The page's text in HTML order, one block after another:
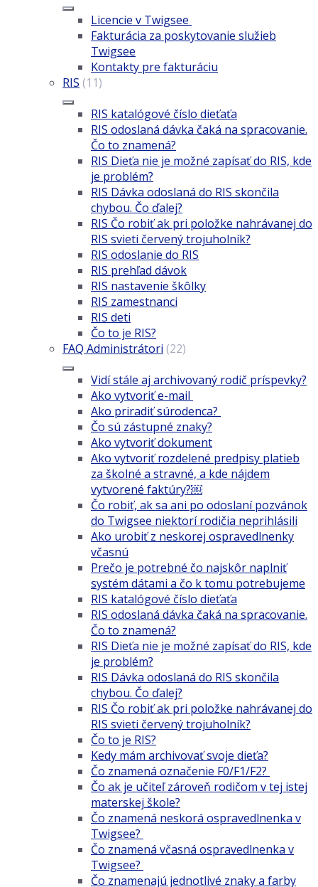
Licencie v Twigsee
Fakturácia za poskytovanie služieb
Twigsee
Kontakty pre fakturáciu
RIS (11)
RIS katalógové číslo dieťaťa
RIS odoslaná dávka čaká na spracovanie.
Čo to znamená?
RIS Dieťa nie je možné zapísať do RIS, kde
je problém?
RIS Dávka odoslaná do RIS skončila
chybou. Čo ďalej?
RIS Čo robiť ak pri položke nahrávanej do
RIS svieti červený trojuholník?
RIS odoslanie do RIS
RIS prehľad dávok
RIS nastavenie škôlky
RIS zamestnanci
RIS deti
Čo to je RIS?
FAQ Administrátori (22)
Vidí stále aj archivovaný rodič príspevky?
Ako vytvoriť e-mail
Ako priradiť súrodenca?
Čo sú zástupné znaky?
Ako vytvoriť dokument
Ako vytvoriť rozdelené predpisy platieb
za školné a stravné, a kde nájdem
vytvorené faktúry?￼
Čo robiť, ak sa ani po odoslaní pozvánok
do Twigsee niektorí rodičia neprihlásili
Ako urobiť z neskorej ospravedlnenky
včasnú
Prečo je potrebné čo najskôr naplniť
systém dátami a čo k tomu potrebujeme
RIS katalógové číslo dieťaťa
RIS odoslaná dávka čaká na spracovanie.
Čo to znamená?
RIS Dieťa nie je možné zapísať do RIS, kde
je problém?
RIS Dávka odoslaná do RIS skončila
chybou. Čo ďalej?
RIS Čo robiť ak pri položke nahrávanej do
RIS svieti červený trojuholník?
Čo to je RIS?
Kedy mám archivovať svoje dieťa?
Čo znamená označenie F0/F1/F2?
Čo ak je učiteľ zároveň rodičom v tej istej
materskej škole?
Čo znamená neskorá ospravedlnenka v
Twigsee?
Čo znamená včasná ospravedlnenka v
Twigsee?
Čo znamenajú jednotlivé znaky a farby